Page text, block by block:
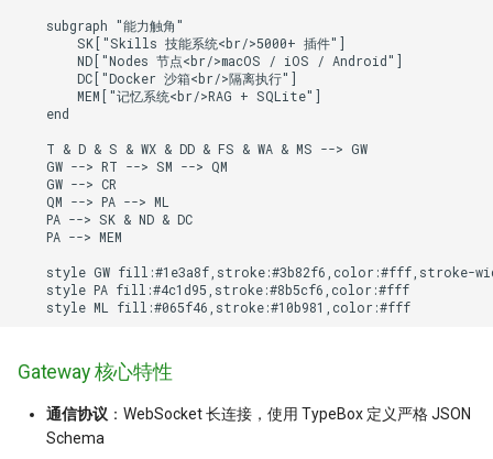
    subgraph "能力触角"
        SK["Skills 技能系统<br/>5000+ 插件"]
        ND["Nodes 节点<br/>macOS / iOS / Android"]
        DC["Docker 沙箱<br/>隔离执行"]
        MEM["记忆系统<br/>RAG + SQLite"]
    end
    T & D & S & WX & DD & FS & WA & MS --> GW
    GW --> RT --> SM --> QM
    GW --> CR
    QM --> PA --> ML
    PA --> SK & ND & DC
    PA --> MEM
style GW fill:#1e3a8f,stroke:#3b82f6,color:#fff,stroke-
    style PA fill:#4c1d95,stroke:#8b5cf6,color:#fff
    style ML fill:#065f46,stroke:#10b981,color:#fff
Gateway 核心特性
通信协议 ：WebSocket 长连接，使用 TypeBox 定义严格 JSON
Schema